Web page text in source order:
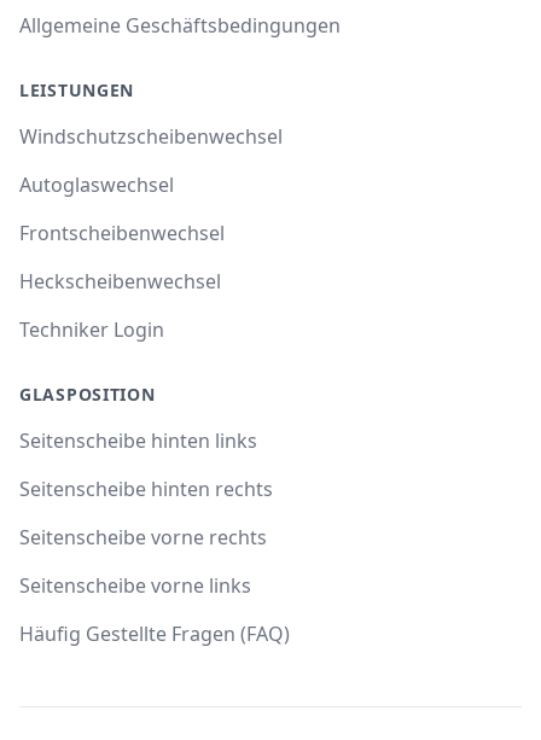
Allgemeine Geschäftsbedingungen
LEISTUNGEN
Windschutzscheibenwechsel
Autoglaswechsel
Frontscheibenwechsel
Heckscheibenwechsel
Techniker Login
GLASPOSITION
Seitenscheibe hinten links
Seitenscheibe hinten rechts
Seitenscheibe vorne rechts
Seitenscheibe vorne links
Häufig Gestellte Fragen (FAQ)